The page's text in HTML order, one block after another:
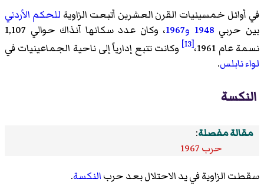
في أوائل خمسينيات القرن العشرين أتبعت الزاوية للحكم الأردني
بين حربي 1948 و1967
، وكان عدد سكانها آنذاك حوالي 1,107
نسمة عام 1961،
[13] وكانت تتبع إدارياً إلىناحية الجماعينياتفي
لواء نابلس.
النكسة
مقالة مفصلة:
حرب 1967
سقطت الزاوية في يد الاحتلال بعد حربالنكسة.